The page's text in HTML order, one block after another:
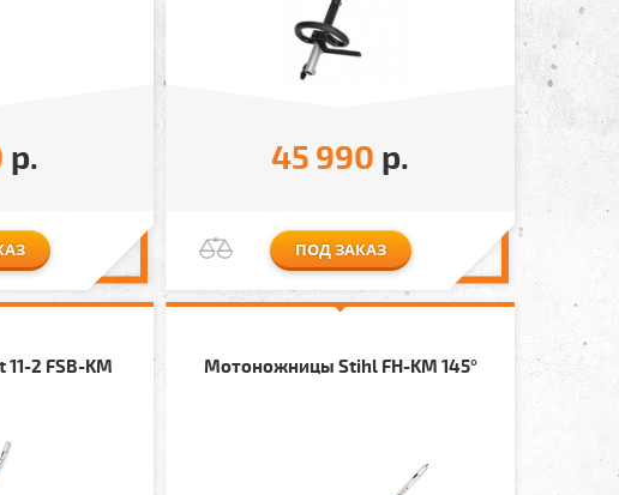
р. 45 990 р.
ПОД ЗАКАЗ
2 FSB-KM Мотоножницы Stihl FH-KM 145°